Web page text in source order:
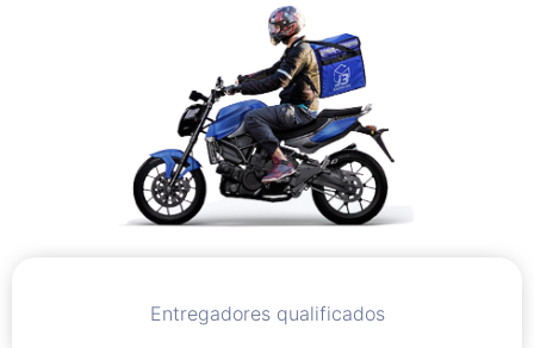
Entregadores qualificados